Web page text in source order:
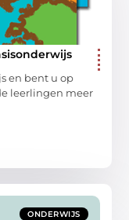
en bent u op
leerlingen meer
ONDERWIJS